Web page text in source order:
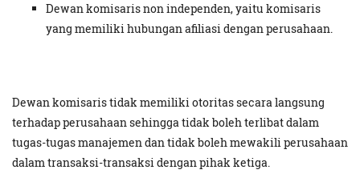
Dewan komisaris non independen, yaitu komisaris
yang memiliki hubungan afiliasi dengan perusahaan.
Dewan komisaris tidak memiliki otoritas secara langsung
terhadap perusahaan sehingga tidak boleh terlibat dalam
tugas-tugas manajemen dan tidak boleh mewakili perusahaan
dalam transaksi-transaksi dengan pihak ketiga.